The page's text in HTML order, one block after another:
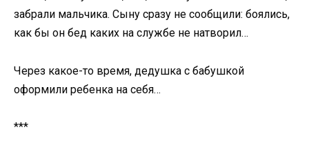
забрали мальчика. Сыну сразу не сообщили: боялись,
как бы он бед каких на службе не натворил…
Через какое-то время, дедушка с бабушкой
оформили ребенка на себя…
***